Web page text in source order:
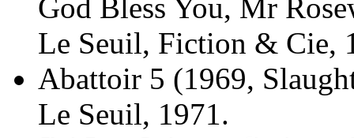
God Bless You, Mr
Le Seuil, Fiction & Cie,
Abattoir 5 (1969,
Le Seuil, 1971.